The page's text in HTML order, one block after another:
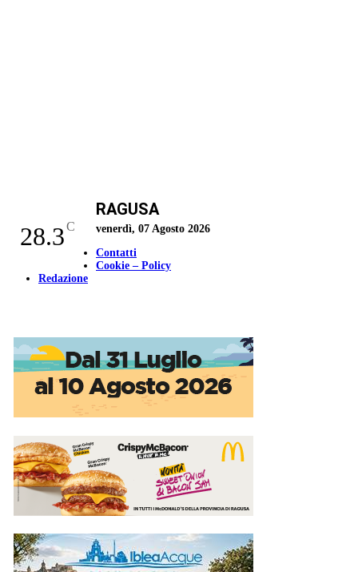
28.3C
RAGUSA
venerdì, 07 Agosto 2026
Contatti
Cookie – Policy
Redazione